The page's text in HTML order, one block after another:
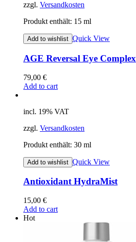
zzgl. Versandkosten
Produkt enthält: 15 ml
Add to wishlist Quick View
AGE Reversal Eye Complex
79,00 €
Add to cart
incl. 19% VAT
zzgl. Versandkosten
Produkt enthält: 30 ml
Add to wishlist Quick View
Antioxidant HydraMist
15,00 €
Add to cart
Hot